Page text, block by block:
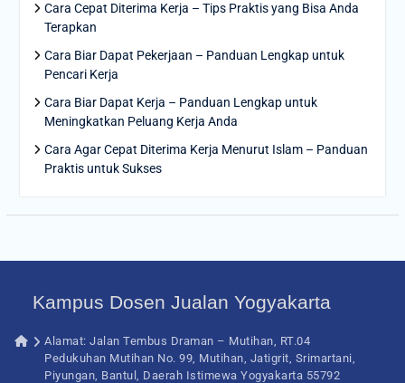
Cara Cepat Diterima Kerja – Tips Praktis yang Bisa Anda
Terapkan
Cara Biar Dapat Pekerjaan – Panduan Lengkap untuk
Pencari Kerja
Cara Biar Dapat Kerja – Panduan Lengkap untuk
Meningkatkan Peluang Kerja Anda
Cara Agar Cepat Diterima Kerja Menurut Islam – Panduan
Praktis untuk Sukses
Kampus Dosen Jualan Yogyakarta
Alamat: Jalan Tembus Draman – Mutihan, RT.04
Pedukuhan Mutihan No. 99, Mutihan, Jatigrit, Srimartani,
Piyungan, Bantul, Daerah Istimewa Yogyakarta 55792